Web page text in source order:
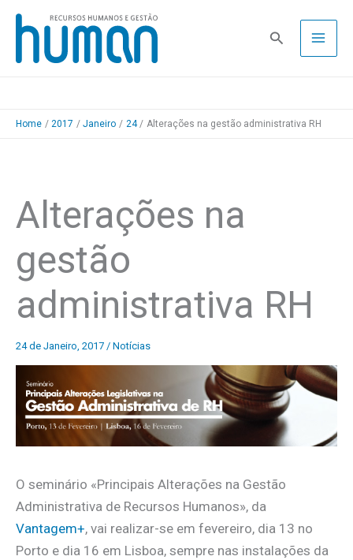
Skip
content
Pesquisa
Home 2017 Janeiro 24 Alterações na gestão administrativa RH
Alterações na
gestão
administrativa RH
24 de Janeiro, 2017 / Notícias
O seminário «Principais Alterações na Gestão
Administrativa de Recursos Humanos», da
Vantagem+, vai realizar-se em fevereiro, dia 13 no
Porto e dia 16 em Lisboa, sempre nas instalações da